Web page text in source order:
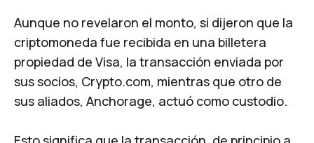
Aunque no revelaron el monto, si dijeron que la
criptomoneda fue recibida en una billetera
propiedad de Visa, la transacción enviada por
sus socios, Crypto.com, mientras que otro de
sus aliados, Anchorage, actuó como custodio.